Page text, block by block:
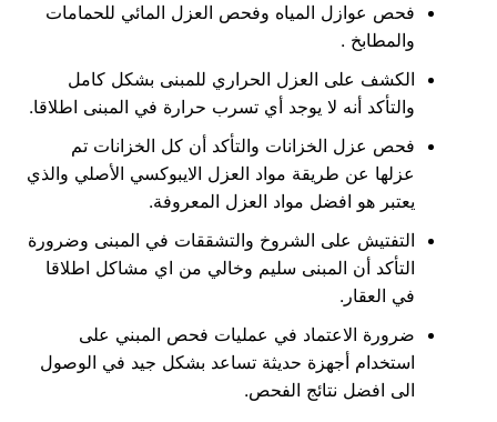
فحص عوازل المياه وفحص العزل المائي للحمامات
والمطابخ .
الكشف على العزل الحراري للمبنى بشكل كامل
والتأكد أنه لا يوجد أي تسرب حرارة في المبنى اطلاقا.
فحص عزل الخزانات والتأكد أن كل الخزانات تم
عزلها عن طريقة مواد العزل الايبوكسي الأصلي والذي
يعتبر هو افضل مواد العزل المعروفة.
التفتيش على الشروخ والتشققات في المبنى وضرورة
التأكد أن المبنى سليم وخالي من اي مشاكل اطلاقا
في العقار.
ضرورة الاعتماد في عمليات فحص المبني على
استخدام أجهزة حديثة تساعد بشكل جيد في الوصول
الى افضل نتائج الفحص.